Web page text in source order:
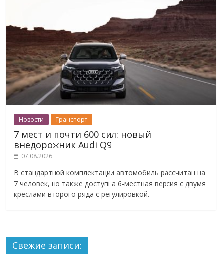
Новости Транспорт
7 мест и почти 600 сил: новый
внедорожник Audi Q9
07.08.2026
В стандартной комплектации автомобиль рассчитан на
7 человек, но также доступна 6-местная версия с двумя
креслами второго ряда с регулировкой.
Свежие записи: